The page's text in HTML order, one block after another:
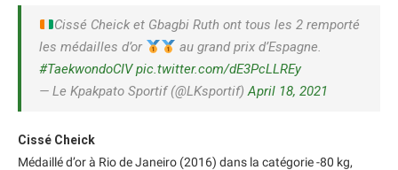
Cissé Cheick et Gbagbi Ruth ont tous les 2 remporté
les médailles d’or
au grand prix d’Espagne.
#TaekwondoCIV pic.twitter.com/dE3PcLLREy
— Le Kpakpato Sportif (@LKsportif)April 18, 2021
Cissé Cheick
Médaillé d’or à Rio de Janeiro (2016) dans la catégorie -80 kg,